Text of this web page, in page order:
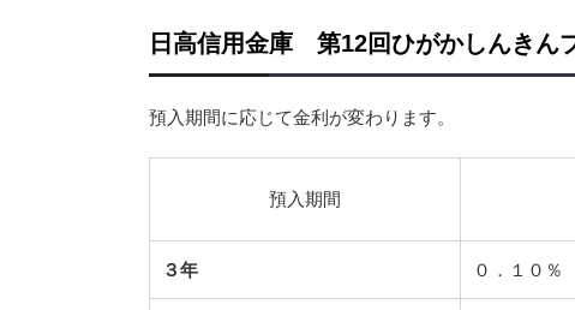
日高信用金庫 第12回ひがかしんきん
預入期間に応じて金利が変わります。
預入期間
３年 ０．１０％